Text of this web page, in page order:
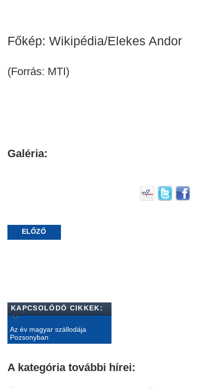
Főkép: Wikipédia/Elekes Andor
(Forrás: MTI)
Galéria:
ELŐZŐ
KAPCSOLÓDÓ CIKKEK:
Az év magyar szállodája
Pozsonyban
A kategória további hírei: